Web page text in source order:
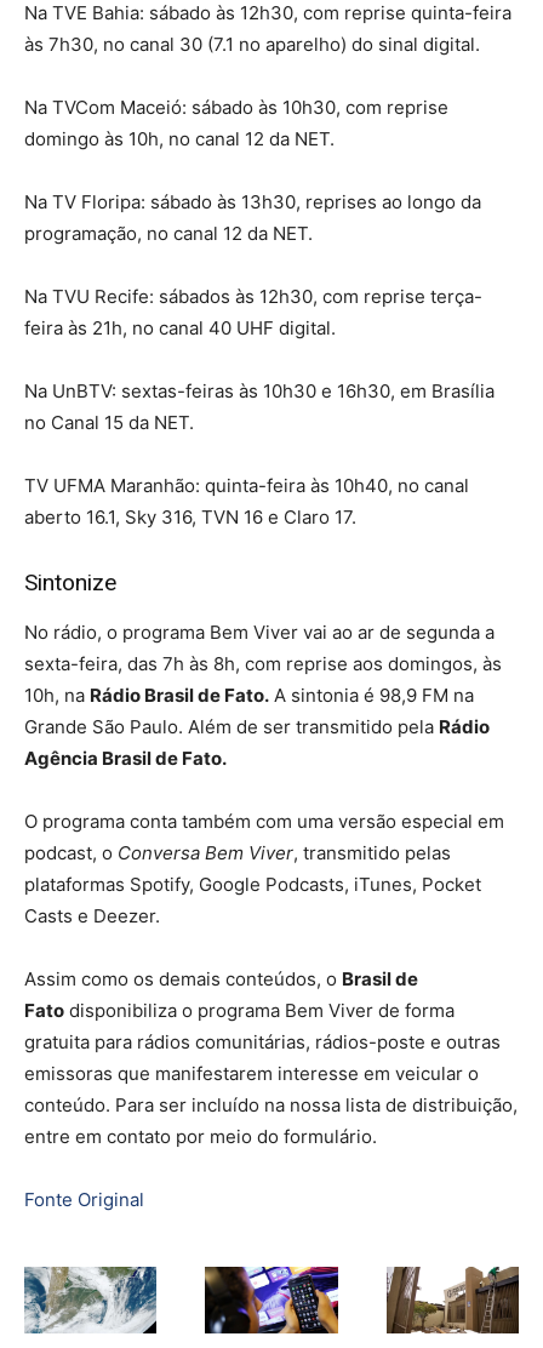
Na TVE Bahia: sábado às 12h30, com reprise quinta-feira
às 7h30, no canal 30 (7.1 no aparelho) do sinal digital.
Na TVCom Maceió: sábado às 10h30, com reprise
domingo às 10h, no canal 12 da NET.
Na TV Floripa: sábado às 13h30, reprises ao longo da
programação, no canal 12 da NET.
Na TVU Recife: sábados às 12h30, com reprise terça-
feira às 21h, no canal 40 UHF digital.
Na UnBTV: sextas-feiras às 10h30 e 16h30, em Brasília
no Canal 15 da NET.
TV UFMA Maranhão: quinta-feira às 10h40, no canal
aberto 16.1, Sky 316, TVN 16 e Claro 17.
Sintonize
No rádio, o programa Bem Viver vai ao ar de segunda a
sexta-feira, das 7h às 8h, com reprise aos domingos, às
10h, na Rádio Brasil de Fato. A sintonia é 98,9 FM na
Grande São Paulo. Além de ser transmitido pela Rádio
Agência Brasil de Fato.
O programa conta também com uma versão especial em
podcast, o Conversa Bem Viver, transmitido pelas
plataformas Spotify, Google Podcasts, iTunes, Pocket
Casts e Deezer.
Assim como os demais conteúdos, o Brasil de
Fato disponibiliza o programa Bem Viver de forma
gratuita para rádios comunitárias, rádios-poste e outras
emissoras que manifestarem interesse em veicular o
conteúdo. Para ser incluído na nossa lista de distribuição,
entre em contato por meio do formulário.
Fonte Original